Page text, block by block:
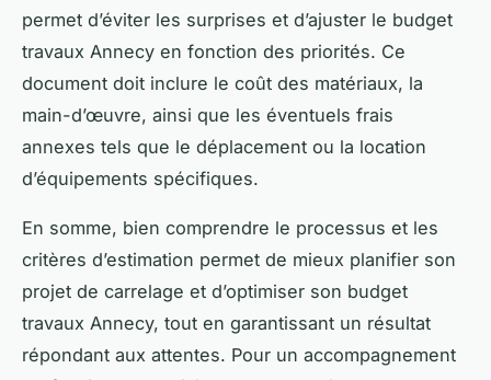
permet d’éviter les surprises et d’ajuster le budget
travaux Annecy en fonction des priorités. Ce
document doit inclure le coût des matériaux, la
main-d’œuvre, ainsi que les éventuels frais
annexes tels que le déplacement ou la location
d’équipements spécifiques.
En somme, bien comprendre le processus et les
critères d’estimation permet de mieux planifier son
projet de carrelage et d’optimiser son budget
travaux Annecy, tout en garantissant un résultat
répondant aux attentes. Pour un accompagnement